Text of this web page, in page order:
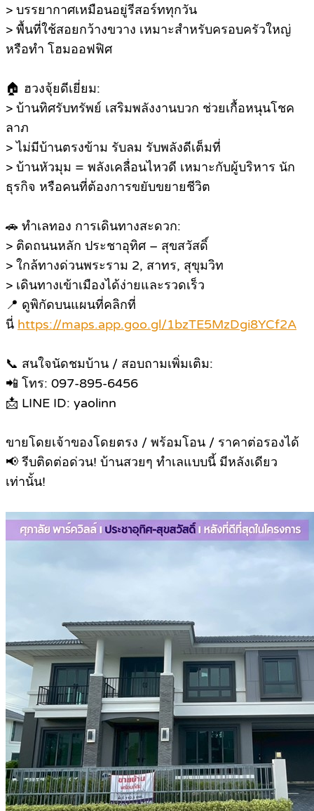
> บรรยากาศเหมือนอยู่รีสอร์ททุกวัน
> พื้นที่ใช้สอยกว้างขวาง เหมาะสำหรับครอบครัวใหญ่
หรือทำ โฮมออฟฟิศ
🏠 ฮวงจุ้ยดีเยี่ยม:
> บ้านทิศรับทรัพย์ เสริมพลังงานบวก ช่วยเกื้อหนุนโชค
ลาภ
> ไม่มีบ้านตรงข้าม รับลม รับพลังดีเต็มที่
> บ้านหัวมุม = พลังเคลื่อนไหวดี เหมาะกับผู้บริหาร นัก
ธุรกิจ หรือคนที่ต้องการขยับขยายชีวิต
🚗 ทำเลทอง การเดินทางสะดวก:
> ติดถนนหลัก ประชาอุทิศ – สุขสวัสดิ์
> ใกล้ทางด่วนพระราม 2, สาทร, สุขุมวิท
> เดินทางเข้าเมืองได้ง่ายและรวดเร็ว
📍 ดูพิกัดบนแผนที่คลิกที่
นี่ https://maps.app.goo.gl/1bzTE5MzDgi8YCf2A
📞 สนใจนัดชมบ้าน / สอบถามเพิ่มเติม:
📲 โทร: 097-895-6456
📩 LINE ID: yaolinn
ขายโดยเจ้าของโดยตรง / พร้อมโอน / ราคาต่อรองได้
📢 รีบติดต่อด่วน! บ้านสวยๆ ทำเลแบบนี้ มีหลังเดียว
เท่านั้น!